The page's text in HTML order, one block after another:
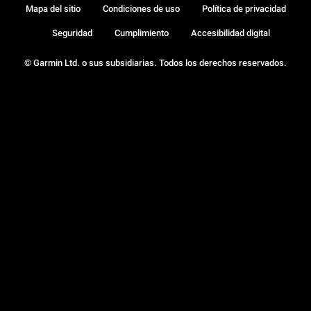
© Garmin Ltd. o sus subsidiarias. Todos los derechos reservados.
Mapa del sitio Condiciones de uso Política de privacidad
Seguridad Cumplimiento Accesibilidad digital